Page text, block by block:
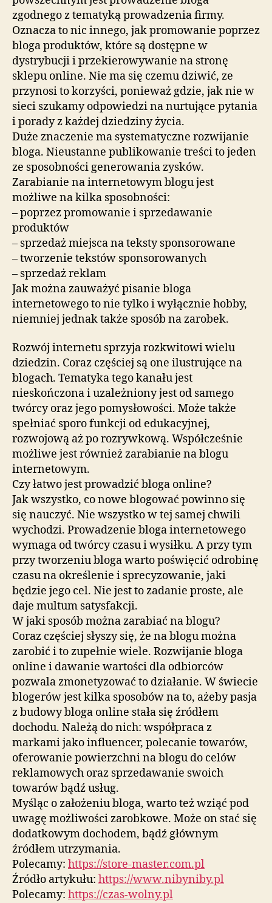
zgodnego z tematyką prowadzenia firmy.
Oznacza to nic innego, jak promowanie poprzez
bloga produktów, które są dostępne w
dystrybucji i przekierowywanie na stronę
sklepu online. Nie ma się czemu dziwić, ze
przynosi to korzyści, ponieważ gdzie, jak nie w
sieci szukamy odpowiedzi na nurtujące pytania
i porady z każdej dziedziny życia.
Duże znaczenie ma systematyczne rozwijanie
bloga. Nieustanne publikowanie treści to jeden
ze sposobności generowania zysków.
Zarabianie na internetowym blogu jest
możliwe na kilka sposobności:
– poprzez promowanie i sprzedawanie
produktów
– sprzedaż miejsca na teksty sponsorowane
– tworzenie tekstów sponsorowanych
– sprzedaż reklam
Jak można zauważyć pisanie bloga
internetowego to nie tylko i wyłącznie hobby,
niemniej jednak także sposób na zarobek.
Rozwój internetu sprzyja rozkwitowi wielu
dziedzin. Coraz częściej są one ilustrujące na
blogach. Tematyka tego kanału jest
nieskończona i uzależniony jest od samego
twórcy oraz jego pomysłowości. Może także
spełniać sporo funkcji od edukacyjnej,
rozwojową aż po rozrywkową. Współcześnie
możliwe jest również zarabianie na blogu
internetowym.
Czy łatwo jest prowadzić bloga online?
Jak wszystko, co nowe blogować powinno się
się nauczyć. Nie wszystko w tej samej chwili
wychodzi. Prowadzenie bloga internetowego
wymaga od twórcy czasu i wysiłku. A przy tym
przy tworzeniu bloga warto poświęcić odrobinę
czasu na określenie i sprecyzowanie, jaki
będzie jego cel. Nie jest to zadanie proste, ale
daje multum satysfakcji.
W jaki sposób można zarabiać na blogu?
Coraz częściej słyszy się, że na blogu można
zarobić i to zupełnie wiele. Rozwijanie bloga
online i dawanie wartości dla odbiorców
pozwala zmonetyzować to działanie. W świecie
blogerów jest kilka sposobów na to, ażeby pasja
z budowy bloga online stała się źródłem
dochodu. Należą do nich: współpraca z
markami jako influencer, polecanie towarów,
oferowanie powierzchni na blogu do celów
reklamowych oraz sprzedawanie swoich
towarów bądź usług.
Myśląc o założeniu bloga, warto też wziąć pod
uwagę możliwości zarobkowe. Może on stać się
dodatkowym dochodem, bądź głównym
źródłem utrzymania.
Polecamy: https://store-master.com.pl
Źródło artykułu: https://www.nibyniby.pl
Polecamy: https://czas-wolny.pl